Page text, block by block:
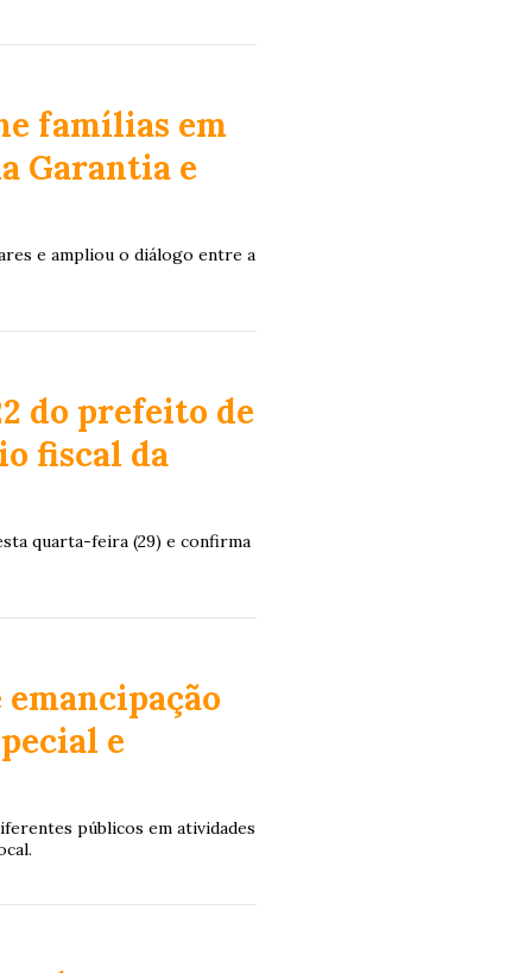
famílias em
Garantia e
e ampliou o diálogo entre a
do prefeito de
fiscal da
quarta-feira (29) e confirma
e
públicos em atividades